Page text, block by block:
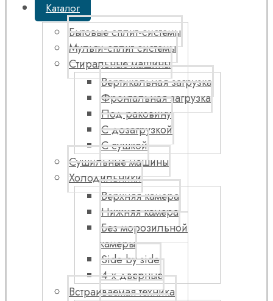
Каталог
Бытовые сплит-системы
Мульти-сплит системы
Стиральные машины
Вертикальная загрузка
Фронтальная загрузка
Под раковину
С дозагрузкой
С сушкой
Сушильные машины
Холодильники
Верхняя камера
Нижняя камера
Без морозильной
камеры
Side by side
4-х дверные
Встраиваемая техника